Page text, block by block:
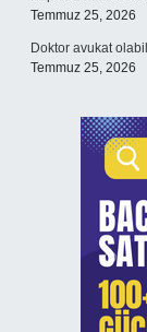
Temmuz 25, 2026
Doktor avukat
Temmuz 25, 2026